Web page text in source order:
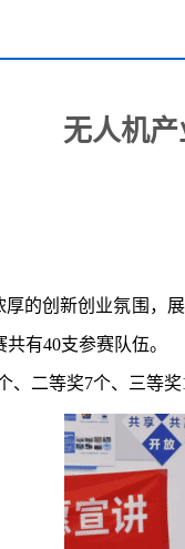
无人机
的创新创业氛围，
有40支参赛队伍。
、二等奖7个、三等